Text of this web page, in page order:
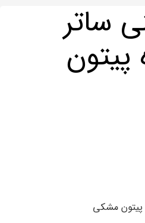
ساتر
پیتون
پیتون مشکی